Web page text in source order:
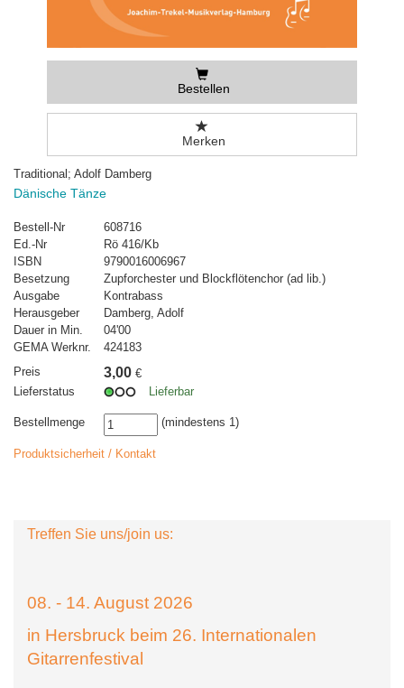
Bestellen
Merken
Traditional; Adolf Damberg
Dänische Tänze
Bestell-Nr
608716
Ed.-Nr
Rö 416/Kb
ISBN
9790016006967
Besetzung
Zupforchester und Blockflötenchor (ad lib.)
Ausgabe
Kontrabass
Herausgeber
Damberg, Adolf
Dauer in Min.
04'00
GEMA Werknr.
424183
Preis
3,00 €
Lieferstatus
Lieferbar
Bestellmenge (mindestens 1)
Produktsicherheit / Kontakt
Treffen Sie uns/join us:
08. - 14. August 2026
in Hersbruck beim 26. Internationalen
Gitarrenfestival